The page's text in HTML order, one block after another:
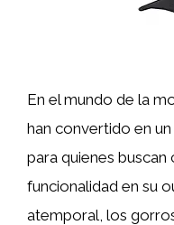
En el mundo de la
han convertido en
para quienes
funcionalidad en su
atemporal, los